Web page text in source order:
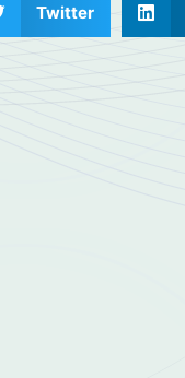
Twitter